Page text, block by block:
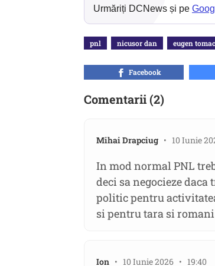
Urmăriți DCNews și pe
pnl nicusor dan eugen tomac
Facebook
Comentarii (2)
Mihai Drapciug • 10 Iunie
In mod normal PNL
deci sa negocieze
politic pentru
si pentru tara si
Ion • 10 Iunie 2026 • 19:40